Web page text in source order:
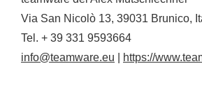
Via San Nicolò 13, 39031 Brunico,
Tel. + 39 331 9593664
info@teamware.eu
https://